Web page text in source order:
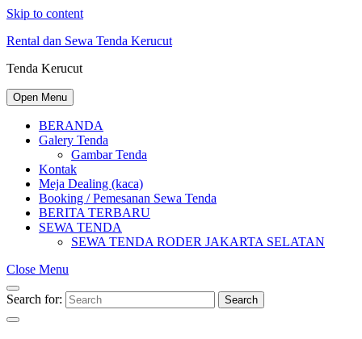
Skip to content
Rental dan Sewa Tenda Kerucut
Tenda Kerucut
Open Menu
BERANDA
Galery Tenda
Gambar Tenda
Kontak
Meja Dealing (kaca)
Booking / Pemesanan Sewa Tenda
BERITA TERBARU
SEWA TENDA
SEWA TENDA RODER JAKARTA SELATAN
Close Menu
Search for: Search